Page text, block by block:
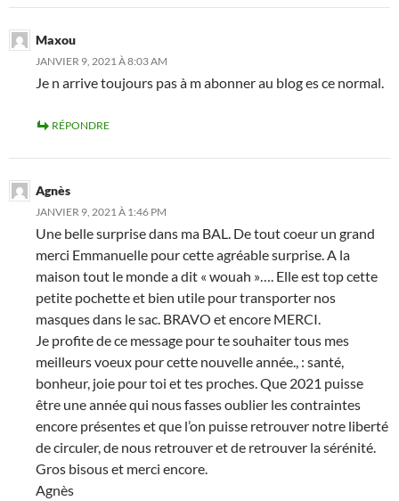
Maxou
JANVIER 9, 2021 À 8:03 AM
Je n arrive toujours pas à m abonner au blog es ce normal.
RÉPONDRE
Agnès
JANVIER 9, 2021 À 1:46 PM
Une belle surprise dans ma BAL. De tout coeur un grand
merci Emmanuelle pour cette agréable surprise. A la
maison tout le monde a dit « wouah »…. Elle est top cette
petite pochette et bien utile pour transporter nos
masques dans le sac. BRAVO et encore MERCI.
Je profite de ce message pour te souhaiter tous mes
meilleurs voeux pour cette nouvelle année., : santé,
bonheur, joie pour toi et tes proches. Que 2021 puisse
être une année qui nous fasses oublier les contraintes
encore présentes et que l’on puisse retrouver notre liberté
de circuler, de nous retrouver et de retrouver la sérénité.
Gros bisous et merci encore.
Agnès